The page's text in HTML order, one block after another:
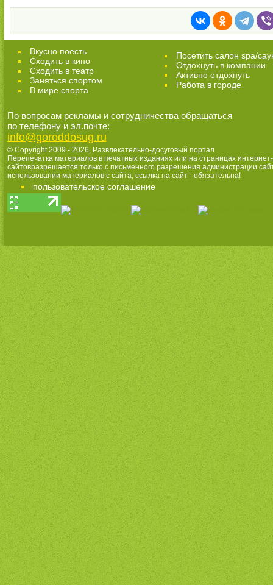
Вкусно поесть
Сходить в кино
Cходить в театр
Заняться спортом
В мире спорта
Посетить салон spa/
Отдохнуть в компании
Активно отдохнуть
Работа в городе
По вопросам рекламы и сотрудничества обращаться
по телефону и эл.почте:
info@goroddosug.ru
© Copyright 2009 - 2026, Развлекательно-досуговый портал
Перепечатка материалов в печатных изданиях или на страницах интернет-
сайтовразрешается только с письменного разрешения администрации
использовании материалов с сайта, ссылка на сайт - обязательна!
пользовательское соглашение